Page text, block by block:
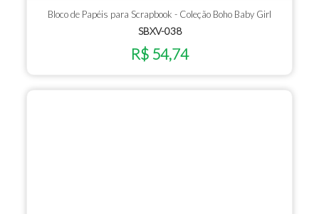
Bloco de Papéis para Scrapbook - Coleção Boho Baby Girl
SBXV-038
R$ 54,74